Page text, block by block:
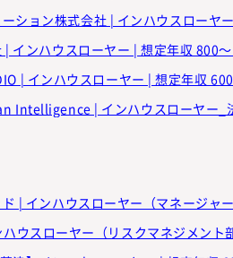
ション株式会社 | インハウスローヤ
| インハウスローヤー | 想定年収 800
| インハウスローヤー | 想定年収
Intelligence | インハウスローヤー_
| インハウスローヤー（マネージャ
ウスローヤー（リスクマネジメント